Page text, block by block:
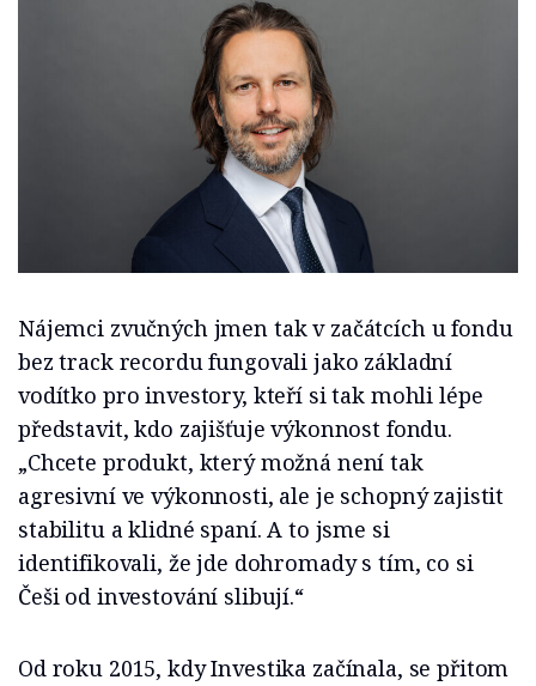
Nájemci zvučných jmen tak v začátcích u fondu
bez track recordu fungovali jako základní
vodítko pro investory, kteří si tak mohli lépe
představit, kdo zajišťuje výkonnost fondu.
„Chcete produkt, který možná není tak
agresivní ve výkonnosti, ale je schopný zajistit
stabilitu a klidné spaní. A to jsme si
identifikovali, že jde dohromady s tím, co si
Češi od investování slibují.“
Od roku 2015, kdy Investika začínala, se přitom